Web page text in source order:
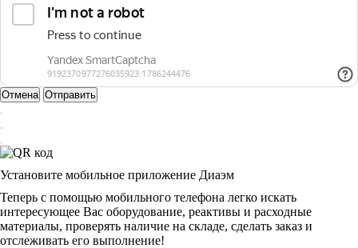
Отмена Отправить
Установите мобильное приложение Диаэм
Теперь с помощью мобильного телефона легко искать
интересующее Вас оборудование, реактивы и расходные
материалы, проверять наличие на складе, сделать заказ и
отслеживать его выполнение!